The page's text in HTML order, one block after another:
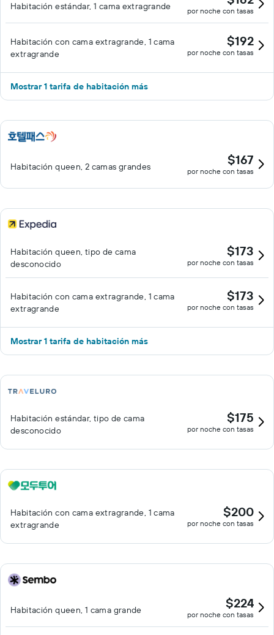
Habitación estándar, 1 cama extragrande por noche con tasas
Habitación con cama extragrande, 1 cama
extragrande
$192
por noche con tasas
Mostrar 1 tarifa de habitación más
Habitación queen, 2 camas grandes $167
por noche con tasas
Habitación queen, tipo de cama
desconocido
$173
por noche con tasas
Habitación con cama extragrande, 1 cama
extragrande
$173
por noche con tasas
Mostrar 1 tarifa de habitación más
Habitación estándar, tipo de cama
desconocido
$175
por noche con tasas
Habitación con cama extragrande, 1 cama
extragrande
$200
por noche con tasas
Habitación queen, 1 cama grande $224
por noche con tasas